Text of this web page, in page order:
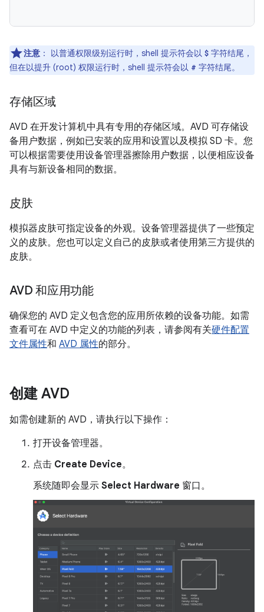
注意 ： 以普通权限级别运行时，shell 提示符会以 $ 字符结尾，
但在以提升 (root) 权限运行时，shell 提示符会以 # 字符结尾。
存储区域
AVD 在开发计算机中具有专用的存储区域。AVD 可存储设
备用户数据，例如已安装的应用和设置以及模拟 SD 卡。您
可以根据需要使用设备管理器擦除用户数据，以便相应设备
具有与新设备相同的数据。
皮肤
模拟器皮肤可指定设备的外观。设备管理器提供了一些预定
义的皮肤。您也可以定义自己的皮肤或者使用第三方提供的
皮肤。
AVD 和应用功能
确保您的 AVD 定义包含您的应用所依赖的设备功能。如需
查看可在 AVD 中定义的功能的列表，请参阅有关硬件配置
文件属性和 AVD 属性的部分。
创建 AVD
如需创建新的 AVD，请执行以下操作：
打开设备管理器。
点击 Create Device。
系统随即会显示 Select Hardware 窗口。